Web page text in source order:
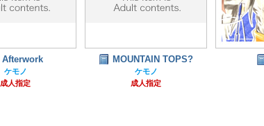
Afterwork
ケモノ
成人指定
MOUNTAIN TOPS?
ケモノ
成人指定